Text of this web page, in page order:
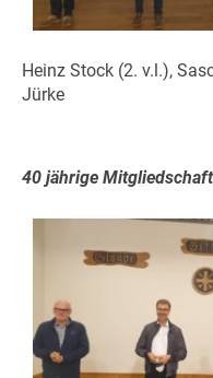
Heinz Stock (2. v.l.),
Jürke
40 jährige